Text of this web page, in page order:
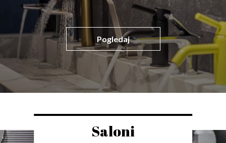
Pogledaj
Saloni